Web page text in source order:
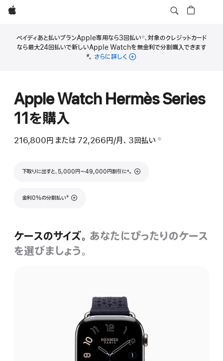
Apple
ペイディあと払いプランApple専用なら3回払い
注
※、対象のクレジットカード
なら最大24回払いで新しいApple Watchを無金利で分割購入できます
#。 さらに詳しく
Apple Watch Hermès Series
11を購入
216,800円 ま た は 72,266円/月、 月
3 回払い 支払い回数
（二重短剣符の脚注）
※
下取りに出すと、5,000円〜49,000円割引に±。
金利0%の分割払い脚注
†
ケースのサイズ。 あなたにぴったりのケース
を選びましょう。